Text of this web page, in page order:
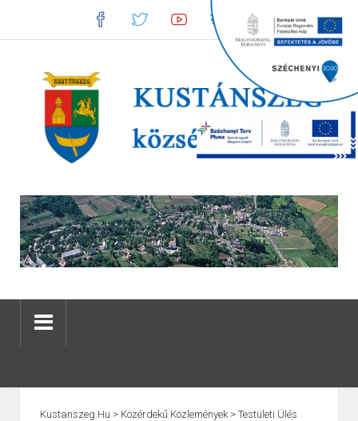
Kustanszeg.hu > Közérdekű Közlemények > Testületi Ülés